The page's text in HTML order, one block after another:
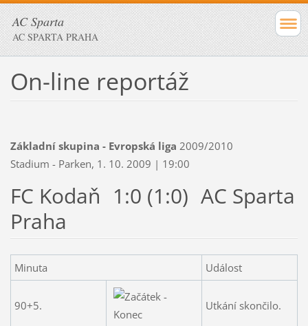
AC Sparta
AC SPARTA PRAHA
On-line reportáž
Základní skupina - Evropská liga 2009/2010
Stadium - Parken, 1. 10. 2009 | 19:00
FC Kodaň 1:0 (1:0) AC Sparta
Praha
Minuta Událost
90+5. Utkání skončilo.